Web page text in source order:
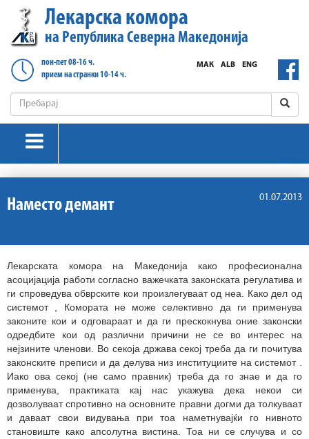
Лекарска комора
на Република Северна Македонија
пон-пет 08-16 ч.
прием на странки 10-14 ч.
ENG
ALB
МАК
01.07.2013
Наместо демант
Лекарската комора на Македонија како професионална
асоцијација работи согласно важечката законската регулатива и
ги спроведува обврските кои произлегуваат од неа. Како дел од
системот
Комората не може селективно да ги применува
законите кои и одговараат и да ги прескокнува оние законски
одредбите кои од различни причини не се во интерес на
нејзините членови. Во секоја држава секој треба да ги почитува
законските преписи и да делува низ институциите на системот
Иако ова секој (не само правник) треба да го знае и да го
применува, практиката кај нас укажува дека некои си
дозволуваат спротивно на основните правни догми да толкуваат
и даваат свои видувања при тоа наметнувајќи го нивното
становиште како апсолутна вистина. Тоа ни се случува и со